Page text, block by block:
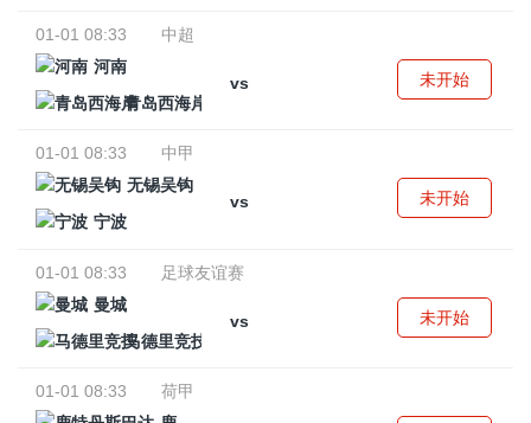
01-01 08:33
中超
河南
vs
青岛西海岸
未开始
01-01 08:33
中甲
无锡吴钩
vs
宁波
未开始
01-01 08:33
足球友谊赛
曼城
vs
马德里竞技
未开始
01-01 08:33
荷甲